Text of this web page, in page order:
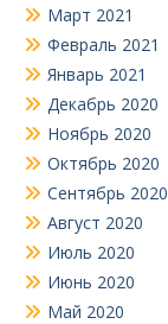
Март 2021
Февраль 2021
Январь 2021
Декабрь 2020
Ноябрь 2020
Октябрь 2020
Сентябрь 2020
Август 2020
Июль 2020
Июнь 2020
Май 2020